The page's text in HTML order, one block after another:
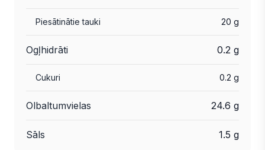
Piesātinātie tauki 20 g
Ogļhidrāti 0.2 g
Cukuri 0.2 g
Olbaltumvielas 24.6 g
Sāls 1.5 g